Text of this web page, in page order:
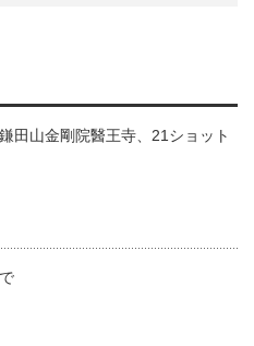
田山金剛院醫王寺、21ショット